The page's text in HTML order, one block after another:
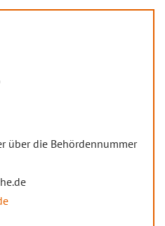
über die Behördennummer